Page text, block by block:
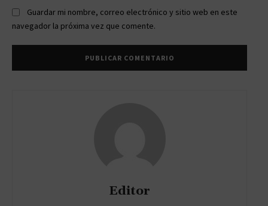
Guardar mi nombre, correo electrónico y sitio web en este
navegador la próxima vez que comente.
Editor